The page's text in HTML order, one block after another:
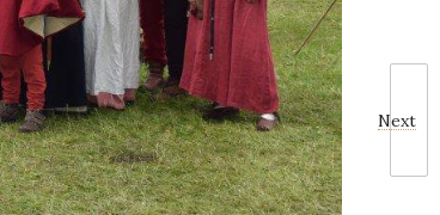
Next